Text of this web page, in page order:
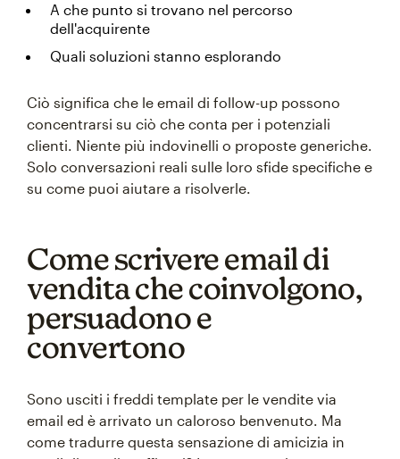
A che punto si trovano nel percorso
dell'acquirente
Quali soluzioni stanno esplorando
Ciò significa che le email di follow-up possono
concentrarsi su ciò che conta per i potenziali
clienti. Niente più indovinelli o proposte generiche.
Solo conversazioni reali sulle loro sfide specifiche e
su come puoi aiutare a risolverle.
Come scrivere email di
vendita che coinvolgono,
persuadono e
convertono
Sono usciti i freddi template per le vendite via
email ed è arrivato un caloroso benvenuto. Ma
come tradurre questa sensazione di amicizia in